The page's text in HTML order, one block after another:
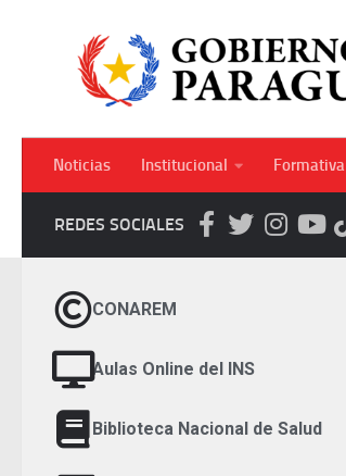
Skip to content
Noticias Institucional Formativa
REDES SOCIALES
CONAREM
Aulas Online del INS
Biblioteca Nacional de Salud